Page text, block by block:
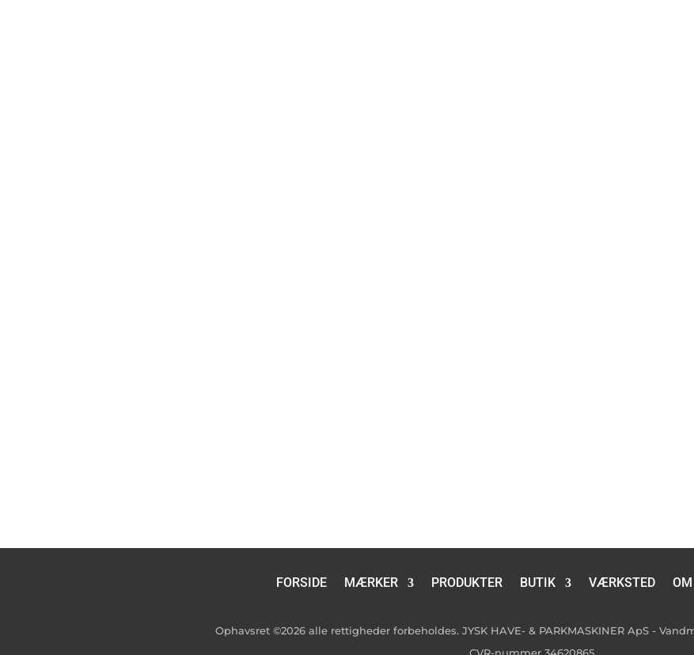
FORSIDE MÆRKER PRODUKTER BUTIK VÆRKSTED
Ophavsret ©2026 alle rettigheder forbeholdes. JYSK HAVE- & PARKMASKINER ApS -